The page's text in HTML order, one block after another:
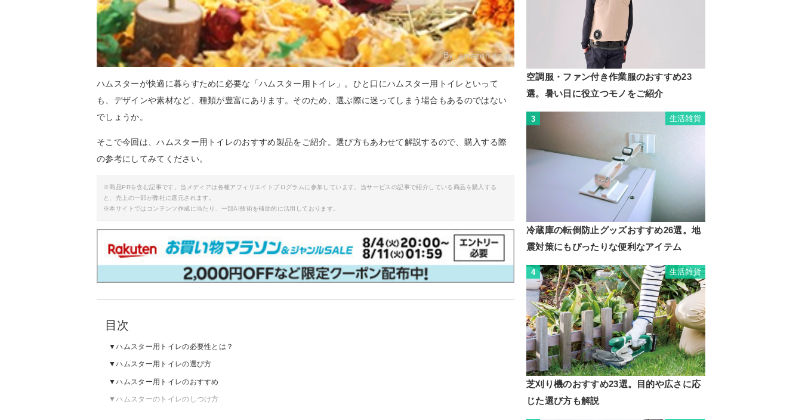
By:amazon.co.jp
ハムスターが快適に暮らすために必要な「ハムスター用トイレ」。ひと口にハムスター用トイレといって
も、デザインや素材など、種類が豊富にあります。そのため、選ぶ際に迷ってしまう場合もあるのではない
でしょうか。
そこで今回は、ハムスター用トイレのおすすめ製品をご紹介。選び方もあわせて解説するので、購入する際
の参考にしてみてください。
※商品PRを含む記事です。当メディアは各種アフィリエイトプログラムに参加しています。当サービスの記事で紹介している商品を購入する
と、売上の一部が弊社に還元されます。
※本サイトではコンテンツ作成に当たり、一部AI技術を補助的に活用しております。
目次
ハムスター用トイレの必要性とは？
ハムスター用トイレの選び方
ハムスター用トイレのおすすめ
ハムスターのトイレのしつけ方
空調服・ファン付き作業服のおすすめ23
選。暑い日に役立つモノをご紹介
3 生活雑貨
冷蔵庫の転倒防止グッズおすすめ26選。地
震対策にもぴったりな便利なアイテム
4 生活雑貨
芝刈り機のおすすめ23選。目的や広さに応
じた選び方も解説